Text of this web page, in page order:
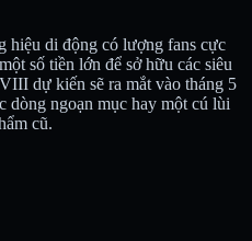
hiệu di động có lượng fans cực
số tiền lớn để sở hữu các siêu
dự kiến sẽ ra mắt vào tháng 5
dòng ngoạn mục hay một cú lùi
cũ.